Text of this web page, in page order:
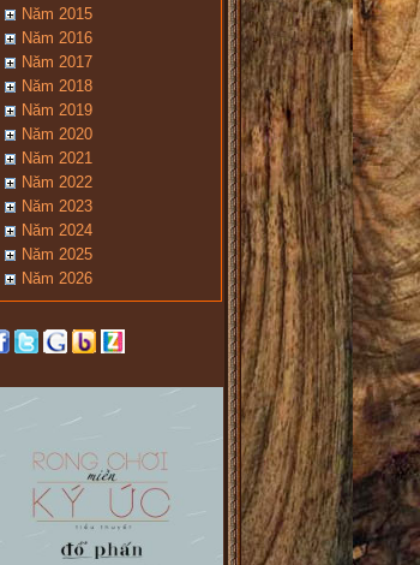
Năm 2015
Năm 2016
Năm 2017
Năm 2018
Năm 2019
Năm 2020
Năm 2021
Năm 2022
Năm 2023
Năm 2024
Năm 2025
Năm 2026